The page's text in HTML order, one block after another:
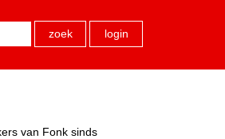
zoek login
van Fonk sinds